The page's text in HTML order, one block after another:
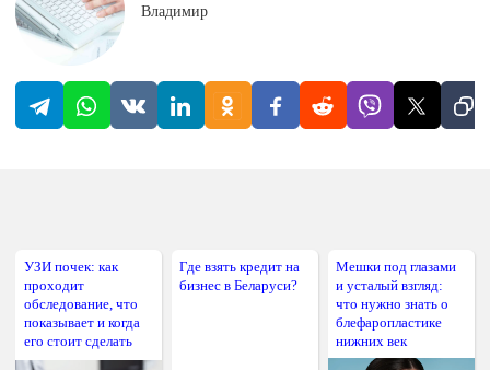
Владимир
УЗИ почек: как
проходит
обследование, что
показывает и когда
его стоит сделать
Где взять кредит на
бизнес в Беларуси?
Мешки под глазами
и усталый взгляд:
что нужно знать о
блефаропластике
нижних век